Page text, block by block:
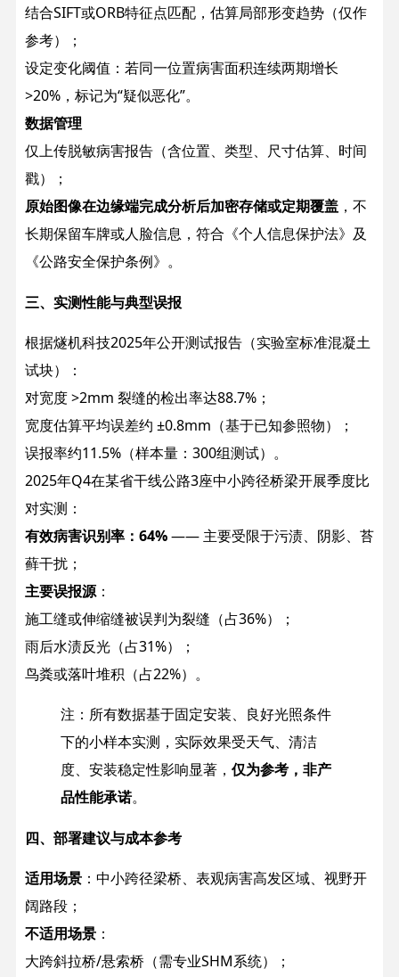
结合SIFT或ORB特征点匹配，估算局部形变趋势（仅作
参考）；
设定变化阈值：若同一位置病害面积连续两期增长
>20%，标记为“疑似恶化”。
数据管理
仅上传脱敏病害报告（含位置、类型、尺寸估算、时间
戳）；
原始图像在边缘端完成分析后加密存储或定期覆盖，不
长期保留车牌或人脸信息，符合《个人信息保护法》及
《公路安全保护条例》。
三、实测性能与典型误报
根据燧机科技2025年公开测试报告（实验室标准混凝土
试块）：
对宽度 >2mm 裂缝的检出率达88.7%；
宽度估算平均误差约 ±0.8mm（基于已知参照物）；
误报率约11.5%（样本量：300组测试）。
2025年Q4在某省干线公路3座中小跨径桥梁开展季度比
对实测：
有效病害识别率：64%—— 主要受限于污渍、阴影、苔
藓干扰；
主要误报源：
施工缝或伸缩缝被误判为裂缝（占36%）；
雨后水渍反光（占31%）；
鸟粪或落叶堆积（占22%）。
注：所有数据基于固定安装、良好光照条件
下的小样本实测，实际效果受天气、清洁
度、安装稳定性影响显著， 仅为参考，非产
品性能承诺。
四、部署建议与成本参考
适用场景：中小跨径梁桥、表观病害高发区域、视野开
阔路段；
不适用场景：
大跨斜拉桥/悬索桥（需专业SHM系统）；